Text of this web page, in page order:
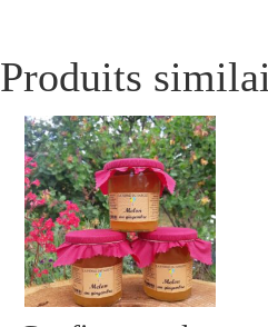
Produits